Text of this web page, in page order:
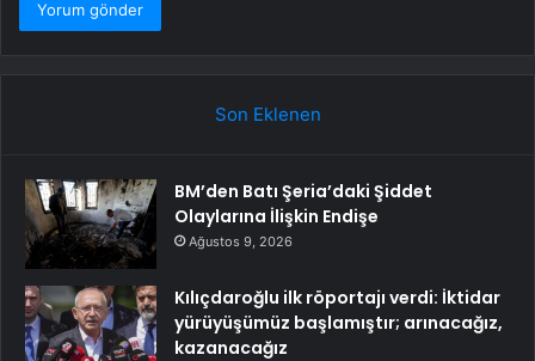
Son Eklenen
BM’den Batı Şeria’daki Şiddet
Olaylarına İlişkin Endişe
Ağustos 9, 2026
Kılıçdaroğlu ilk röportajı verdi: İktidar
yürüyüşümüz başlamıştır; arınacağız,
kazanacağız